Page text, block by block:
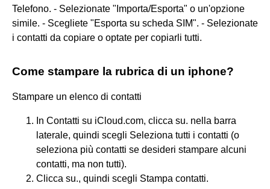
Telefono. - Selezionate "Importa/Esporta" o un'opzione
simile. - Scegliete "Esporta su scheda SIM". - Selezionate
i contatti da copiare o optate per copiarli tutti.
Come stampare la rubrica di un iphone?
Stampare un elenco di contatti
In Contatti su iCloud.com, clicca su. nella barra
laterale, quindi scegli Seleziona tutti i contatti (o
seleziona più contatti se desideri stampare alcuni
contatti, ma non tutti).
Clicca su., quindi scegli Stampa contatti.